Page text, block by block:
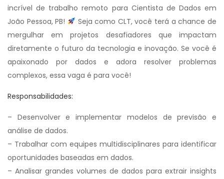
incrível de trabalho remoto para Cientista de Dados em
João Pessoa, PB!
Seja como CLT, você terá a chance de
mergulhar em projetos desafiadores que impactam
diretamente o futuro da tecnologia e inovação. Se você é
apaixonado por dados e adora resolver problemas
complexos, essa vaga é para você!
Responsabilidades:
– Desenvolver e implementar modelos de previsão e
análise de dados.
– Trabalhar com equipes multidisciplinares para identificar
oportunidades baseadas em dados.
– Analisar grandes volumes de dados para extrair insights